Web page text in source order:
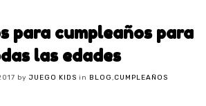
para cumpleaños para
las edades
by JUEGO KIDS in BLOG,CUMPLEAÑOS